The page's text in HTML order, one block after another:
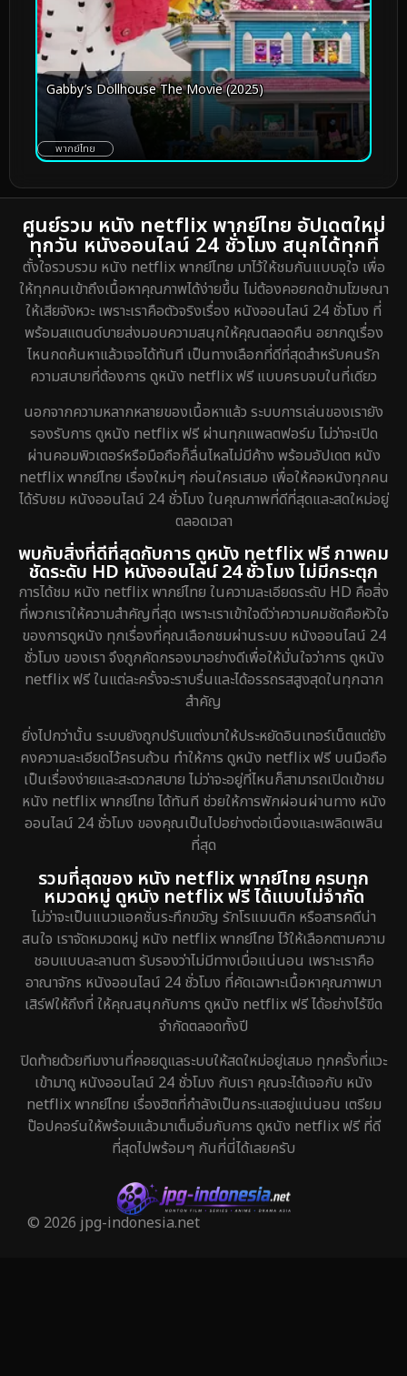
Gabby’s Dollhouse The Movie (2025)
พากย์ไทย
ศูนย์รวม หนัง netflix พากย์ไทย อัปเดตใหม่
ทุกวัน หนังออนไลน์ 24 ชั่วโมง สนุกได้ทุกที่
ตั้งใจรวบรวม หนัง netflix พากย์ไทย มาไว้ให้ชมกันแบบจุใจ เพื่อ
ให้ทุกคนเข้าถึงเนื้อหาคุณภาพได้ง่ายขึ้น ไม่ต้องคอยกดข้ามโฆษณา
ให้เสียจังหวะ เพราะเราคือตัวจริงเรื่อง หนังออนไลน์ 24 ชั่วโมง ที่
พร้อมสแตนด์บายส่งมอบความสนุกให้คุณตลอดคืน อยากดูเรื่อง
ไหนกดค้นหาแล้วเจอได้ทันที เป็นทางเลือกที่ดีที่สุดสำหรับคนรัก
ความสบายที่ต้องการ ดูหนัง netflix ฟรี แบบครบจบในที่เดียว
นอกจากความหลากหลายของเนื้อหาแล้ว ระบบการเล่นของเรายัง
รองรับการ ดูหนัง netflix ฟรี ผ่านทุกแพลตฟอร์ม ไม่ว่าจะเปิด
ผ่านคอมพิวเตอร์หรือมือถือก็ลื่นไหลไม่มีค้าง พร้อมอัปเดต หนัง
netflix พากย์ไทย เรื่องใหม่ๆ ก่อนใครเสมอ เพื่อให้คอหนังทุกคน
ได้รับชม หนังออนไลน์ 24 ชั่วโมง ในคุณภาพที่ดีที่สุดและสดใหม่อยู่
ตลอดเวลา
พบกับสิ่งที่ดีที่สุดกับการ ดูหนัง netflix ฟรี ภาพคม
ชัดระดับ HD หนังออนไลน์ 24 ชั่วโมง ไม่มีกระตุก
การได้ชม หนัง netflix พากย์ไทย ในความละเอียดระดับ HD คือสิ่ง
ที่พวกเราให้ความสำคัญที่สุด เพราะเราเข้าใจดีว่าความคมชัดคือหัวใจ
ของการดูหนัง ทุกเรื่องที่คุณเลือกชมผ่านระบบ หนังออนไลน์ 24
ชั่วโมง ของเรา จึงถูกคัดกรองมาอย่างดีเพื่อให้มั่นใจว่าการ ดูหนัง
netflix ฟรี ในแต่ละครั้งจะราบรื่นและได้อรรถรสสูงสุดในทุกฉาก
สำคัญ
ยิ่งไปกว่านั้น ระบบยังถูกปรับแต่งมาให้ประหยัดอินเทอร์เน็ตแต่ยัง
คงความละเอียดไว้ครบถ้วน ทำให้การ ดูหนัง netflix ฟรี บนมือถือ
เป็นเรื่องง่ายและสะดวกสบาย ไม่ว่าจะอยู่ที่ไหนก็สามารถเปิดเข้าชม
หนัง netflix พากย์ไทย ได้ทันที ช่วยให้การพักผ่อนผ่านทาง หนัง
ออนไลน์ 24 ชั่วโมง ของคุณเป็นไปอย่างต่อเนื่องและเพลิดเพลิน
ที่สุด
รวมที่สุดของ หนัง netflix พากย์ไทย ครบทุก
หมวดหมู่ ดูหนัง netflix ฟรี ได้แบบไม่จำกัด
ไม่ว่าจะเป็นแนวแอคชั่นระทึกขวัญ รักโรแมนติก หรือสารคดีน่า
สนใจ เราจัดหมวดหมู่ หนัง netflix พากย์ไทย ไว้ให้เลือกตามความ
ชอบแบบละลานตา รับรองว่าไม่มีทางเบื่อแน่นอน เพราะเราคือ
อาณาจักร หนังออนไลน์ 24 ชั่วโมง ที่คัดเฉพาะเนื้อหาคุณภาพมา
เสิร์ฟให้ถึงที่ ให้คุณสนุกกับการ ดูหนัง netflix ฟรี ได้อย่างไร้ขีด
จำกัดตลอดทั้งปี
ปิดท้ายด้วยทีมงานที่คอยดูแลระบบให้สดใหม่อยู่เสมอ ทุกครั้งที่แวะ
เข้ามาดู หนังออนไลน์ 24 ชั่วโมง กับเรา คุณจะได้เจอกับ หนัง
netflix พากย์ไทย เรื่องฮิตที่กำลังเป็นกระแสอยู่แน่นอน เตรียม
ป๊อปคอร์นให้พร้อมแล้วมาเต็มอิ่มกับการ ดูหนัง netflix ฟรี ที่ดี
ที่สุดไปพร้อมๆ กันที่นี่ได้เลยครับ
© 2026 jpg-indonesia.net